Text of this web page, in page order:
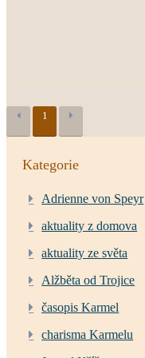
1
Kategorie
Adrienne von Speyr
aktuality z domova
aktuality ze světa
Alžběta od Trojice
časopis Karmel
charisma Karmelu